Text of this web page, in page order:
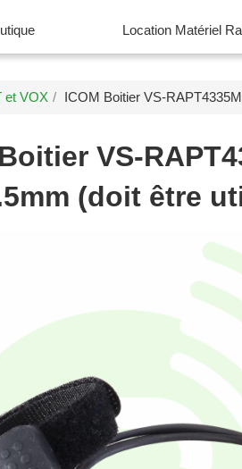
Location Matériel
et VOX ICOM Boitier VS-
Boitier VS-
(doit être